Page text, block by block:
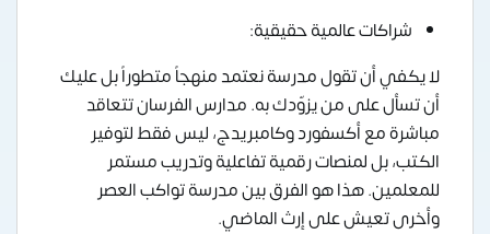
شراكات عالمية حقيقية:
لا يكفي أن تقول مدرسة نعتمد منهجاً متطوراً بل عليك
أن تسأل على من يزوّدك به. مدارس الفرسان تتعاقد
مباشرة مع أكسفورد وكامبريدج، ليس فقط لتوفير
الكتب، بل لمنصات رقمية تفاعلية وتدريب مستمر
للمعلمين. هذا هو الفرق بين مدرسة تواكب العصر
وأخرى تعيش على إرث الماضي.